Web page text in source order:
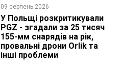
09 серпень 2026
У Польщі розкритикували
PGZ - згадали за 25 тисяч
155-мм снарядів на рік,
провальні дрони Orlik та
інші проблеми